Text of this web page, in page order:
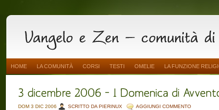
HOME LA COMUNITÀ CORSI TESTI OMELIE LA FUNZIONE
DOM 3 DIC 2006 SCRITTO DA PIERINUX AGGIUNGI COMMENTO